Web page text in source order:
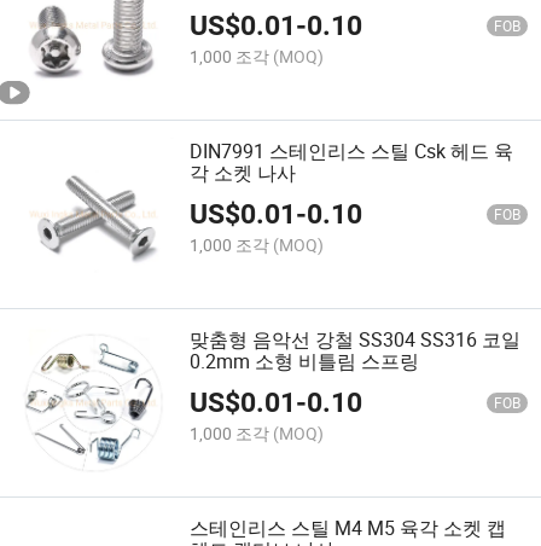
US$0.01-0.10 FOB
1,000 조각 (MOQ)
DIN7991 스테인리스 스틸 Csk 헤드 육
각 소켓 나사
US$0.01-0.10 FOB
1,000 조각 (MOQ)
맞춤형 음악선 강철 SS304 SS316 코일
0.2mm 소형 비틀림 스프링
US$0.01-0.10 FOB
1,000 조각 (MOQ)
스테인리스 스틸 M4 M5 육각 소켓 캡